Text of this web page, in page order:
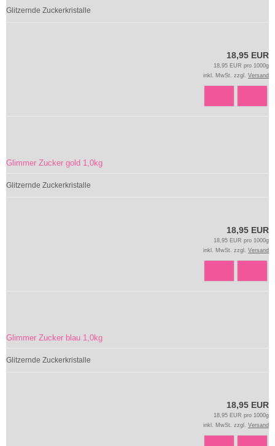
Glitzernde Zuckerkristalle
18,95 EUR
18,95 EUR pro 1000g
inkl. MwSt. zzgl. Versand
Glimmer Zucker gold 1,0kg
Glitzernde Zuckerkristalle
18,95 EUR
18,95 EUR pro 1000g
inkl. MwSt. zzgl. Versand
Glimmer Zucker blau 1,0kg
Glitzernde Zuckerkristalle
18,95 EUR
18,95 EUR pro 1000g
inkl. MwSt. zzgl. Versand